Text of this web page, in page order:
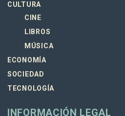
CULTURA
CINE
LIBROS
MÚSICA
ECONOMÍA
SOCIEDAD
TECNOLOGÍA
INFORMACIÓN LEGAL